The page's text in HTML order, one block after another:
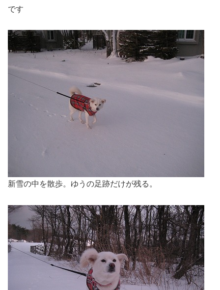
です
新雪の中を散歩。ゆうの足跡だけが残る。